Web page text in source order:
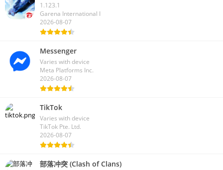
1.123.1
Garena International I
2026-08-07
Messenger
Varies with device
Meta Platforms Inc.
2026-08-07
TikTok
Varies with device
TikTok Pte. Ltd.
2026-08-07
部落冲突 (Clash of Clans)